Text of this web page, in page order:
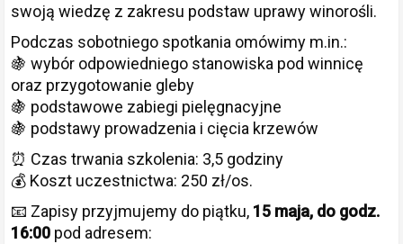
swoją wiedzę z zakresu podstaw uprawy winorośli.
Podczas sobotniego spotkania omówimy m.in.:
🍇 wybór odpowiedniego stanowiska pod winnicę
oraz przygotowanie gleby
🍇 podstawowe zabiegi pielęgnacyjne
🍇 podstawy prowadzenia i cięcia krzewów
⏰ Czas trwania szkolenia: 3,5 godziny
💰 Koszt uczestnictwa: 250 zł/os.
📧 Zapisy przyjmujemy do piątku, 15 maja, do godz.
16:00 pod adresem: